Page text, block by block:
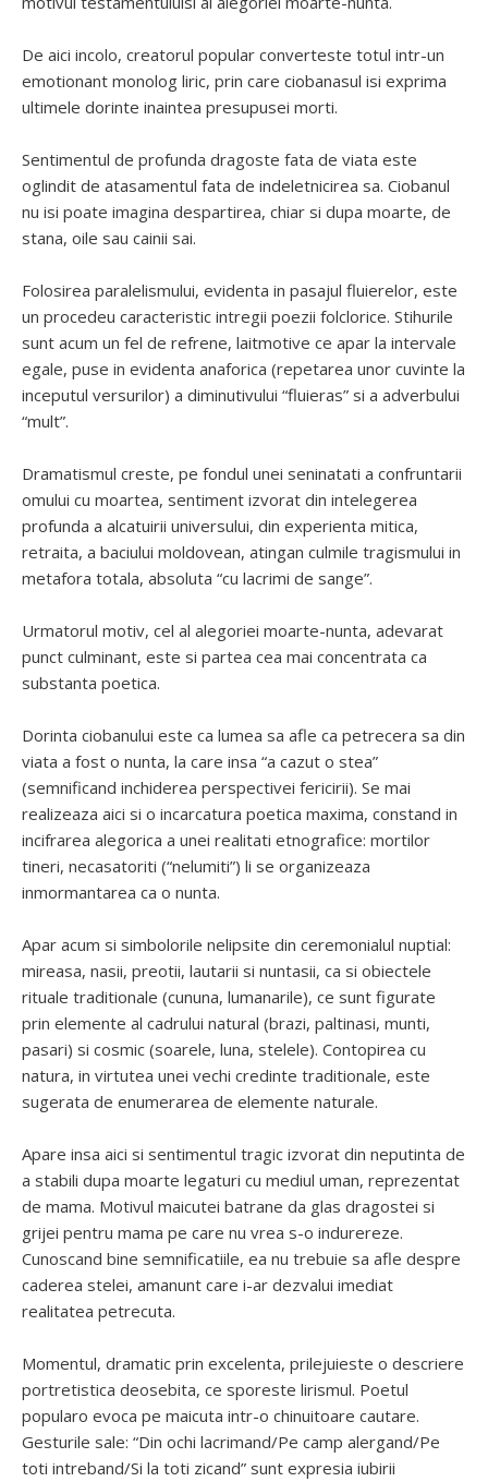
De aici incolo, creatorul popular converteste totul intr-un
emotionant monolog liric, prin care ciobanasul isi exprima
ultimele dorinte inaintea presupusei morti.
Sentimentul de profunda dragoste fata de viata este
oglindit de atasamentul fata de indeletnicirea sa. Ciobanul
nu isi poate imagina despartirea, chiar si dupa moarte, de
stana, oile sau cainii sai.
Folosirea paralelismului, evidenta in pasajul fluierelor, este
un procedeu caracteristic intregii poezii folclorice. Stihurile
sunt acum un fel de refrene, laitmotive ce apar la intervale
egale, puse in evidenta anaforica (repetarea unor cuvinte la
inceputul versurilor) a diminutivului “fluieras” si a adverbului
“mult”.
Dramatismul creste, pe fondul unei seninatati a confruntarii
omului cu moartea, sentiment izvorat din intelegerea
profunda a alcatuirii universului, din experienta mitica,
retraita, a baciului moldovean, atingan culmile tragismului in
metafora totala, absoluta “cu lacrimi de sange”.
Urmatorul motiv, cel al alegoriei moarte-nunta, adevarat
punct culminant, este si partea cea mai concentrata ca
substanta poetica.
Dorinta ciobanului este ca lumea sa afle ca petrecera sa din
viata a fost o nunta, la care insa “a cazut o stea”
(semnificand inchiderea perspectivei fericirii). Se mai
realizeaza aici si o incarcatura poetica maxima, constand in
incifrarea alegorica a unei realitati etnografice: mortilor
tineri, necasatoriti (“nelumiti”) li se organizeaza
inmormantarea ca o nunta.
Apar acum si simbolorile nelipsite din ceremonialul nuptial:
mireasa, nasii, preotii, lautarii si nuntasii, ca si obiectele
rituale traditionale (cununa, lumanarile), ce sunt figurate
prin elemente al cadrului natural (brazi, paltinasi, munti,
pasari) si cosmic (soarele, luna, stelele). Contopirea cu
natura, in virtutea unei vechi credinte traditionale, este
sugerata de enumerarea de elemente naturale.
Apare insa aici si sentimentul tragic izvorat din neputinta de
a stabili dupa moarte legaturi cu mediul uman, reprezentat
de mama. Motivul maicutei batrane da glas dragostei si
grijei pentru mama pe care nu vrea s-o indurereze.
Cunoscand bine semnificatiile, ea nu trebuie sa afle despre
caderea stelei, amanunt care i-ar dezvalui imediat
realitatea petrecuta.
Momentul, dramatic prin excelenta, prilejuieste o descriere
portretistica deosebita, ce sporeste lirismul. Poetul
popularo evoca pe maicuta intr-o chinuitoare cautare.
Gesturile sale: “Din ochi lacrimand/Pe camp alergand/Pe
toti intreband/Si la toti zicand” sunt expresia iubirii